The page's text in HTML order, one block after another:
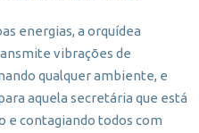
energias, a orquídea
vibrações de
qualquer ambiente, e
aquela secretária que está
e contagiando todos com